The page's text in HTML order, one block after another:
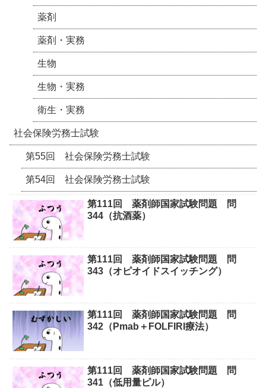
薬剤
薬剤・実務
生物
生物・実務
衛生・実務
社会保険労務士試験
第55回 社会保険労務士試験
第54回 社会保険労務士試験
第111回 薬剤師国家試験問題 問
344（抗酒薬）
第111回 薬剤師国家試験問題 問
343（オピオイドスイッチング）
第111回 薬剤師国家試験問題 問
342（Pmab＋FOLFIRI療法）
第111回 薬剤師国家試験問題 問
341（低用量ピル）